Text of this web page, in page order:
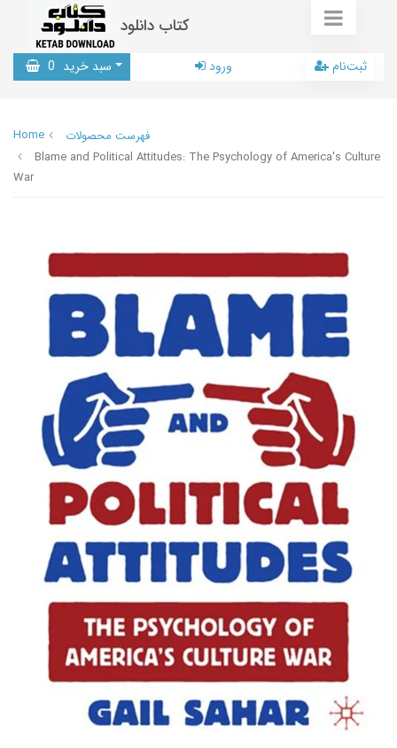
کتاب دانلود
سبد خرید 0 ورود ثبت‌نام
Home
فهرست محصولات
Blame and Political Attitudes: The Psychology of America's Culture
War